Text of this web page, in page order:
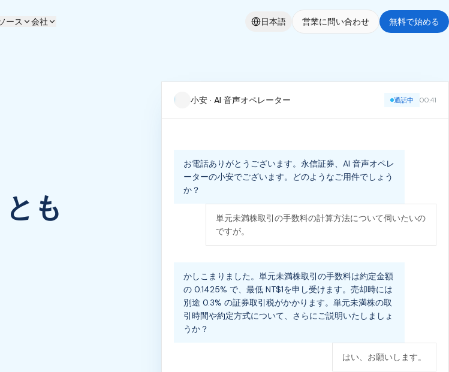
ース 会社 日本語 営業に問い合わせ 無料で始める
も
小安 · AI 音声オペレーター 通話中 00:41
お電話ありがとうございます。永信証券、AI 音声オペレ
ーターの小安でございます。どのようなご用件でしょう
か？
単元未満株取引の手数料の計算方法について伺いたいの
ですが。
かしこまりました。単元未満株取引の手数料は約定金額
の 0.1425% で、最低 NT$1を申し受けます。売却時には
別途 0.3% の証券取引税がかかります。単元未満株の取
引時間や約定方式について、さらにご説明いたしましょ
うか？
はい、お願いします。